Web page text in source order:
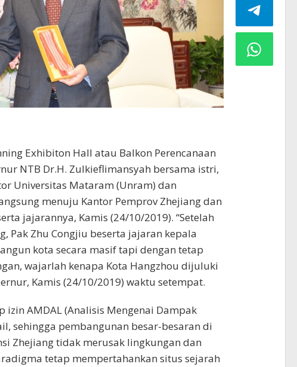
Exhibiton Hall atau Balkon Perencanaan
NTB Dr.H. Zulkieflimansyah bersama istri,
Universitas Mataram (Unram) dan
menuju Kantor Pemprov Zhejiang dan
jajarannya, Kamis (24/10/2019). “Setelah
Pak Zhu Congjiu beserta jajaran kepala
kota secara masif tapi dengan tetap
wajarlah kenapa Kota Hangzhou dijuluki
Kamis (24/10/2019) waktu setempat.
AMDAL (Analisis Mengenai Dampak
sehingga pembangunan besar-besaran di
Zhejiang tidak merusak lingkungan dan
tetap mempertahankan situs sejarah